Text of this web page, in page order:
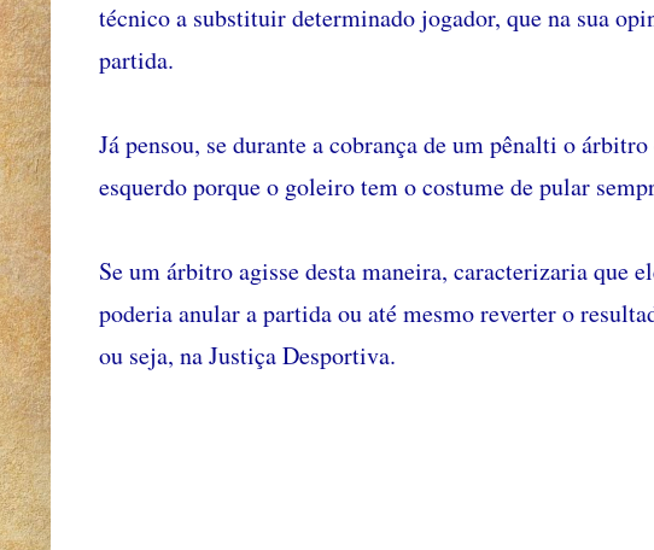
técnico a substituir determinado jogador, que na sua
partida.
Já pensou, se durante a cobrança de um pênalti o
esquerdo porque o goleiro tem o costume de pular
Se um árbitro agisse desta maneira, caracterizaria que
poderia anular a partida ou até mesmo reverter o
ou seja, na Justiça Desportiva.